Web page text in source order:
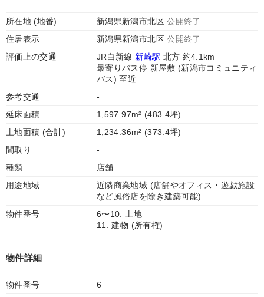
所在地 (地番) 新潟県新潟市北区公開終了
住居表示
新潟県新潟市北区公開終了
評価上の交通
JR白新線 新崎駅 北方 約4.1km
最寄りバス停 新屋敷 (新潟市コミュニティ
バス) 至近
参考交通
-
延床面積
1,597.97m² (483.4坪)
土地面積 (合計)
1,234.36m² (373.4坪)
間取り
-
種類
店舗
用途地域
近隣商業地域 (店舗やオフィス・遊戯施設
など風俗店を除き建築可能)
物件番号
6〜10. 土地
11. 建物 (所有権)
物件詳細
物件番号
6